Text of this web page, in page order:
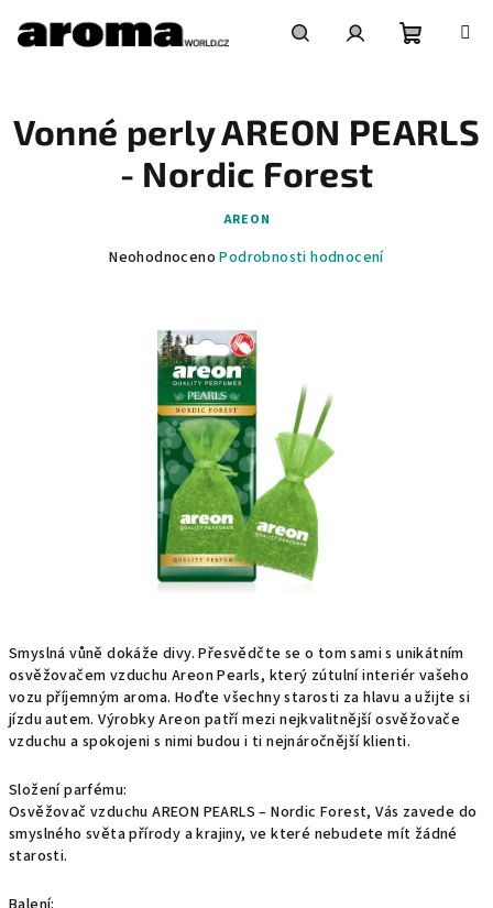
obsah
košík
Smyslná vůně dokáže divy. Přesvědčte se o tom sami s unikátním
osvěžovačem vzduchu Areon Pearls, který zútulní interiér vašeho
vozu příjemným aroma. Hoďte všechny starosti za hlavu a užijte si
jízdu autem. Výrobky Areon patří mezi nejkvalitnější osvěžovače
vzduchu a spokojeni s nimi budou i ti nejnáročnější klienti.
Složení parfému:
Osvěžovač vzduchu AREON PEARLS – Nordic Forest, Vás zavede do
smyslného světa přírody a krajiny, ve které nebudete mít žádné
starosti.
Vonné perly AREON PEARLS
- Nordic Forest
AREON
Průměrné
hvězdiček.
Neohodnoceno Podrobnosti hodnocení